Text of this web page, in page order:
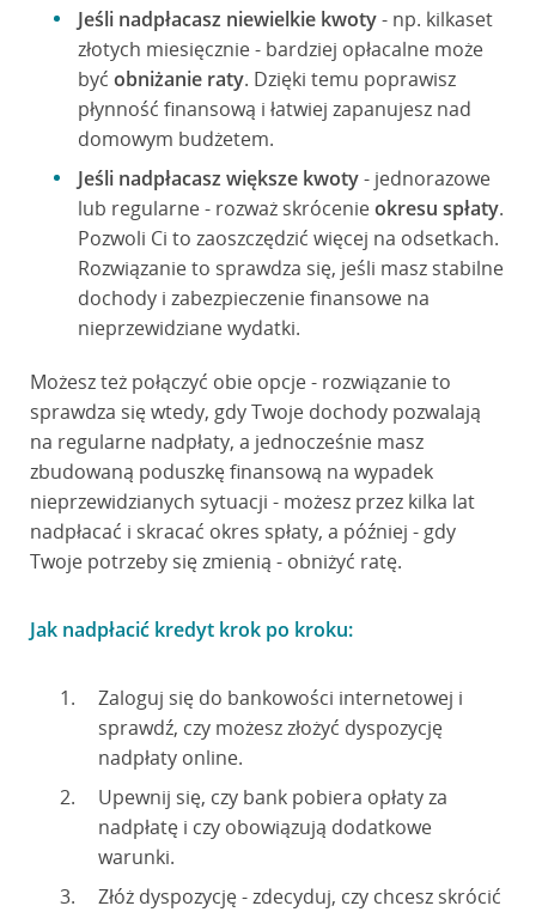
Jeśli nadpłacasz niewielkie kwoty- np. kilkaset
złotych miesięcznie - bardziej opłacalne może
być obniżanie raty. Dzięki temu poprawisz
płynność finansową i łatwiej zapanujesz nad
domowym budżetem.
Jeśli nadpłacasz większe kwoty- jednorazowe
lub regularne - rozważ skrócenieokresu spłaty.
Pozwoli Ci to zaoszczędzić więcej na odsetkach.
Rozwiązanie to sprawdza się, jeśli masz stabilne
dochody i zabezpieczenie finansowe na
nieprzewidziane wydatki.
Możesz też połączyć obie opcje - rozwiązanie to
sprawdza się wtedy, gdy Twoje dochody pozwalają
na regularne nadpłaty, a jednocześnie masz
zbudowaną poduszkę finansową na wypadek
nieprzewidzianych sytuacji - możesz przez kilka lat
nadpłacać i skracać okres spłaty, a później - gdy
Twoje potrzeby się zmienią - obniżyć ratę.
Jak nadpłacić kredyt krok po kroku:
Zaloguj się do bankowości internetowej i
sprawdź, czy możesz złożyć dyspozycję
nadpłaty online.
Upewnij się, czy bank pobiera opłaty za
nadpłatę i czy obowiązują dodatkowe
warunki.
Złóż dyspozycję - zdecyduj, czy chcesz skrócić